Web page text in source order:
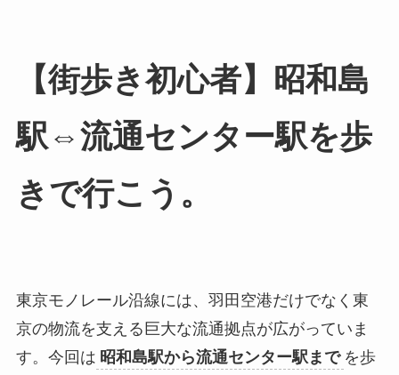
【街歩き初心者】昭和島
駅⇔流通センター駅を歩
きで行こう。
東京モノレール沿線には、羽田空港だけでなく東
京の物流を支える巨大な流通拠点が広がっていま
す。今回は 昭和島駅から流通センター駅まで を歩